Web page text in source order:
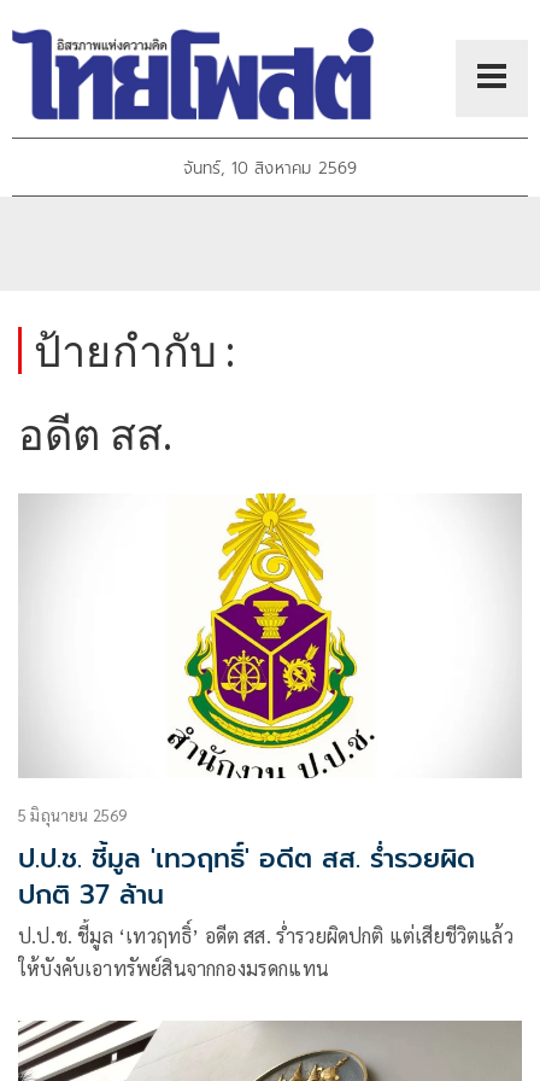
จันทร์, 10 สิงหาคม 2569
ป้ายกำกับ :
อดีต สส.
5 มิถุนายน 2569
ป.ป.ช. ชี้มูล 'เทวฤทธิ์' อดีต สส. ร่ำรวยผิด
ปกติ 37 ล้าน
ป.ป.ช. ชี้มูล ‘เทวฤทธิ์’ อดีต สส. ร่ำรวยผิดปกติ แต่เสียชีวิตแล้ว
ให้บังคับเอาทรัพย์สินจากกองมรดกแทน